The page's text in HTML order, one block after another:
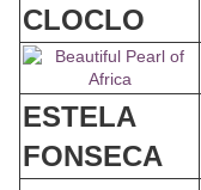
CLOCLO
ESTELA
FONSECA